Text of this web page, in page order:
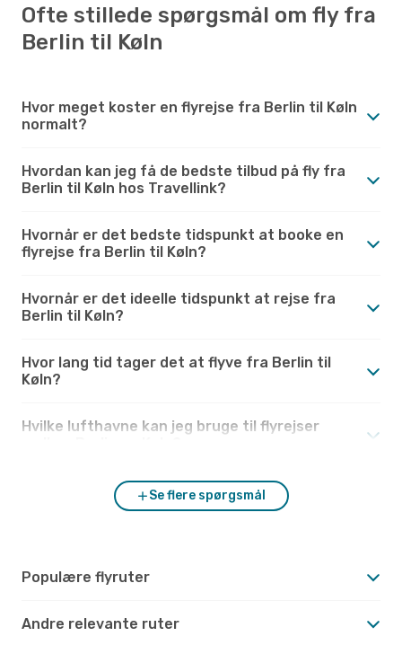
Ofte stillede spørgsmål om fly fra
Berlin til Køln
Hvor meget koster en flyrejse fra Berlin til Køln
normalt?
Hvordan kan jeg få de bedste tilbud på fly fra
Berlin til Køln hos Travellink?
Hvornår er det bedste tidspunkt at booke en
flyrejse fra Berlin til Køln?
Hvornår er det ideelle tidspunkt at rejse fra
Berlin til Køln?
Hvor lang tid tager det at flyve fra Berlin til
Køln?
Hvilke lufthavne kan jeg bruge til flyrejser
Se flere spørgsmål
Populære flyruter
Andre relevante ruter